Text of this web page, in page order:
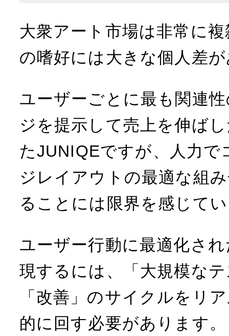
大衆アート市場は非常に
の嗜好には大きな個人差
ユーザーごとに最も関連
ジを提示して売上を伸ば
たJUNIQEですが、人力で
ジレイアウトの最適な組
ることには限界を感じて
ユーザー行動に最適化さ
現するには、「大規模な
「改善」のサイクルをリ
的に回す必要があります。